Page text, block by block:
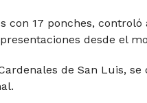
con 17 ponches,
desde el
de San Luis,